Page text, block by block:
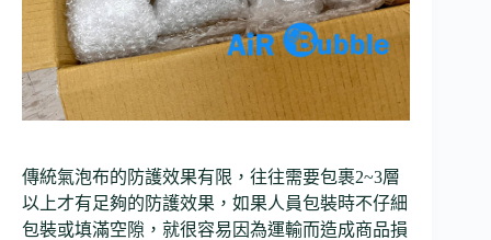
傳統氣泡布的防護效果有限，往往需要包裹2~3層
以上才有足夠的防護效果，如果人員包裝時不仔細
包裝或填滿空隙，就很容易因為運輸而造成商品損